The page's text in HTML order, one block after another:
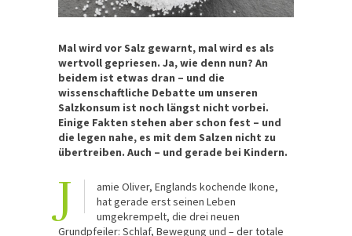
Mal wird vor Salz gewarnt, mal wird es als
wertvoll gepriesen. Ja, wie denn nun? An
beidem ist etwas dran – und die
wissenschaftliche Debatte um unseren
Salzkonsum ist noch längst nicht vorbei.
Einige Fakten stehen aber schon fest – und
die legen nahe, es mit dem Salzen nicht zu
übertreiben. Auch – und gerade bei Kindern.
J
amie Oliver, Englands kochende Ikone,
hat gerade erst seinen Leben
umgekrempelt, die drei neuen
Grundpfeiler: Schlaf, Bewegung und – der totale